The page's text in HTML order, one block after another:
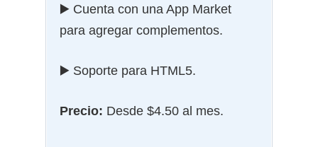
▶️ Cuenta con una App Market
para agregar complementos.
▶️ Soporte para HTML5.
Precio: Desde $4.50 al mes.